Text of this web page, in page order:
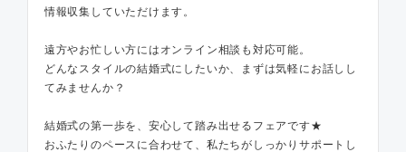
情報収集していただけます。
遠方やお忙しい方にはオンライン相談も対応可能。
どんなスタイルの結婚式にしたいか、まずは気軽にお話しし
てみませんか？
結婚式の第一歩を、安心して踏み出せるフェアです★
おふたりのペースに合わせて、私たちがしっかりサポートし